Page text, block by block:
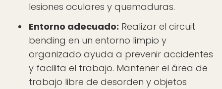
lesiones oculares y quemaduras.
Entorno adecuado: Realizar el circuit
bending en un entorno limpio y
organizado ayuda a prevenir accidentes
y facilita el trabajo. Mantener el área de
trabajo libre de desorden y objetos